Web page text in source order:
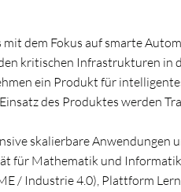
dem Fokus auf smarte
kritischen Infrastrukturen in
ein Produkt für
des Produktes werden
skalierbare Anwendungen
für Mathematik und
/ Industrie 4.0), Plattform